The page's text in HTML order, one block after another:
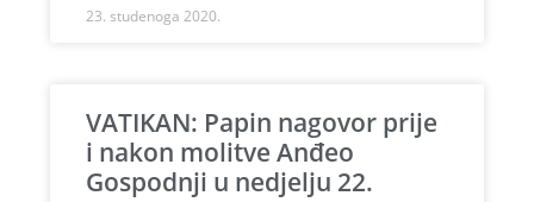
23. studenoga 2020.
VATIKAN: Papin nagovor prije
i nakon molitve Anđeo
Gospodnji u nedjelju 22.